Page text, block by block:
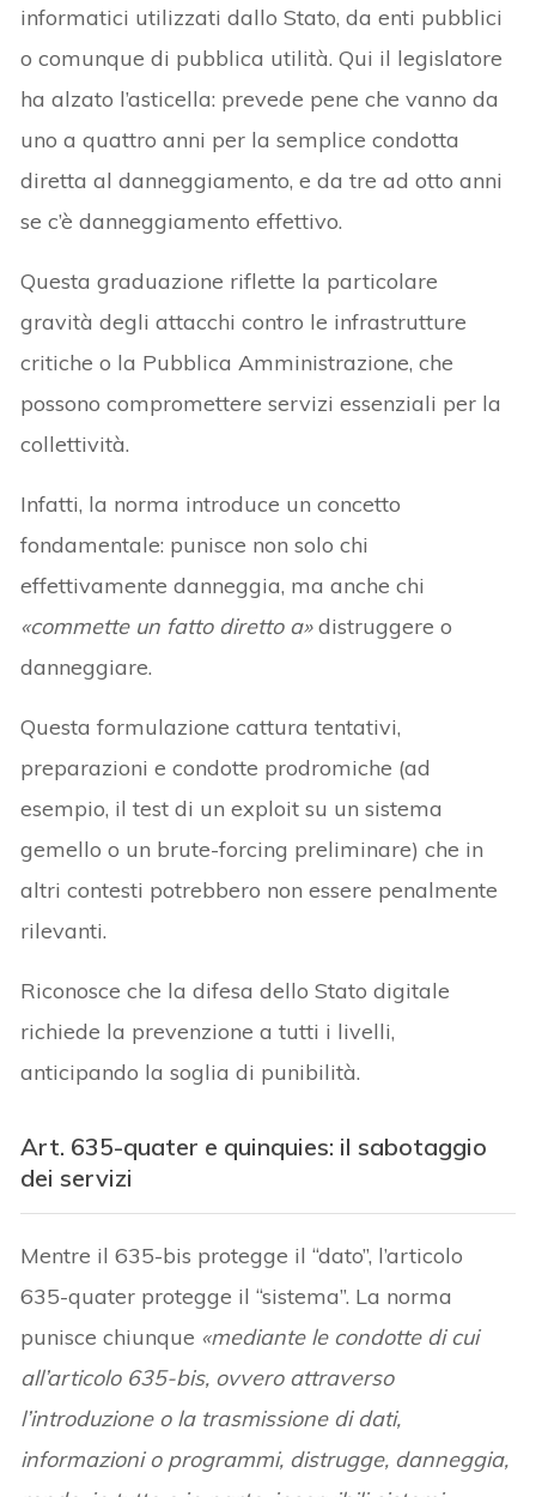
informatici utilizzati dallo Stato, da enti pubblici
o comunque di pubblica utilità. Qui il legislatore
ha alzato l’asticella: prevede pene che vanno da
uno a quattro anni per la semplice condotta
diretta al danneggiamento, e da tre ad otto anni
se c’è danneggiamento effettivo.
Questa graduazione riflette la particolare
gravità degli attacchi contro le infrastrutture
critiche o la Pubblica Amministrazione, che
possono compromettere servizi essenziali per la
collettività.
Infatti, la norma introduce un concetto
fondamentale: punisce non solo chi
effettivamente danneggia, ma anche chi
«commette un fatto diretto a»distruggere o
danneggiare.
Questa formulazione cattura tentativi,
preparazioni e condotte prodromiche (ad
esempio, il test di un exploit su un sistema
gemello o un brute-forcing preliminare) che in
altri contesti potrebbero non essere penalmente
rilevanti.
Riconosce che la difesa dello Stato digitale
richiede la prevenzione a tutti i livelli,
anticipando la soglia di punibilità.
Art. 635-quater e quinquies: il sabotaggio
dei servizi
Mentre il 635-bis protegge il “dato”, l’articolo
635-quater protegge il “sistema”. La norma
punisce chiunque «mediante le condotte di cui
all’articolo 635-bis, ovvero attraverso
l’introduzione o la trasmissione di dati,
informazioni o programmi, distrugge, danneggia,